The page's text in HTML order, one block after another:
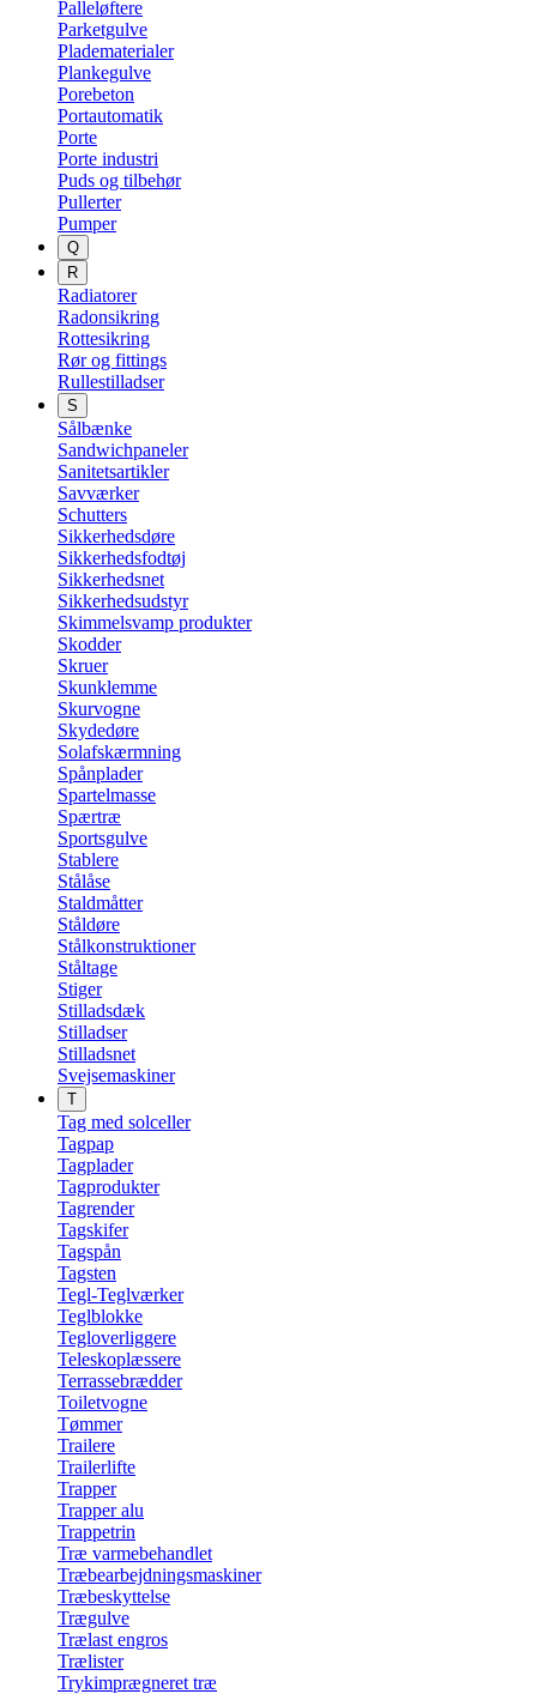
Palleløftere
Parketgulve
Pladematerialer
Plankegulve
Porebeton
Portautomatik
Porte
Porte industri
Puds og tilbehør
Pullerter
Pumper
Q
R
Radiatorer
Radonsikring
Rottesikring
Rør og fittings
Rullestilladser
S
Sålbænke
Sandwichpaneler
Sanitetsartikler
Savværker
Schutters
Sikkerhedsdøre
Sikkerhedsfodtøj
Sikkerhedsnet
Sikkerhedsudstyr
Skimmelsvamp produkter
Skodder
Skruer
Skunklemme
Skurvogne
Skydedøre
Solafskærmning
Spånplader
Spartelmasse
Spærtræ
Sportsgulve
Stablere
Stålåse
Staldmåtter
Ståldøre
Stålkonstruktioner
Ståltage
Stiger
Stilladsdæk
Stilladser
Stilladsnet
Svejsemaskiner
T
Tag med solceller
Tagpap
Tagplader
Tagprodukter
Tagrender
Tagskifer
Tagspån
Tagsten
Tegl-Teglværker
Teglblokke
Tegloverliggere
Teleskoplæssere
Terrassebrædder
Toiletvogne
Tømmer
Trailere
Trailerlifte
Trapper
Trapper alu
Trappetrin
Træ varmebehandlet
Træbearbejdningsmaskiner
Træbeskyttelse
Trægulve
Trælast engros
Trælister
Trykimprægneret træ